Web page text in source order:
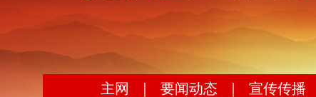
主网 要闻动态 宣传传播